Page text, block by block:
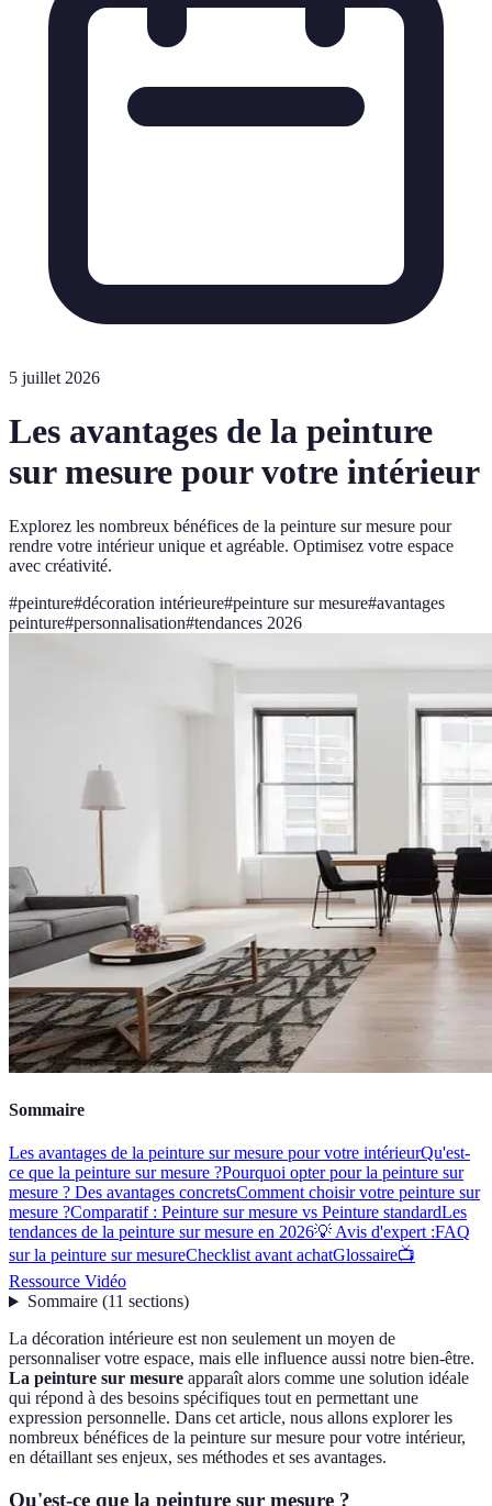
5 juillet 2026
Les avantages de la peinture
sur mesure pour votre intérieur
Explorez les nombreux bénéfices de la peinture sur mesure pour
rendre votre intérieur unique et agréable. Optimisez votre espace
avec créativité.
#peinture#décoration intérieure#peinture sur mesure#avantages
peinture#personnalisation#tendances 2026
Sommaire
Les avantages de la peinture sur mesure pour votre intérieurQu'est-
ce que la peinture sur mesure ?Pourquoi opter pour la peinture sur
mesure ? Des avantages concretsComment choisir votre peinture sur
mesure ?Comparatif : Peinture sur mesure vs Peinture standardLes
tendances de la peinture sur mesure en 2026💡 Avis d'expert :FAQ
sur la peinture sur mesureChecklist avant achatGlossaire📺
Ressource Vidéo
Sommaire(11 sections)
La décoration intérieure est non seulement un moyen de
personnaliser votre espace, mais elle influence aussi notre bien-être.
La peinture sur mesure apparaît alors comme une solution idéale
qui répond à des besoins spécifiques tout en permettant une
expression personnelle. Dans cet article, nous allons explorer les
nombreux bénéfices de la peinture sur mesure pour votre intérieur,
en détaillant ses enjeux, ses méthodes et ses avantages.
Qu'est-ce que la peinture sur mesure ?